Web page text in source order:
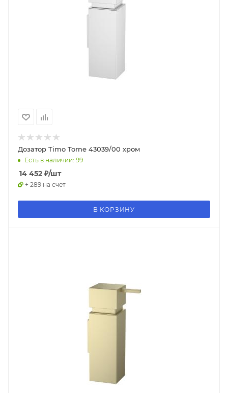
Дозатор Timo Torne 43039/00 хром
Есть в наличии: 99
14 452 ₽/шт
+ 289 на счет
В КОРЗИНУ